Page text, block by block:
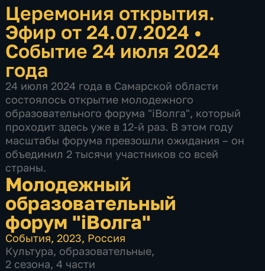
Церемония открытия.
Эфир от 24.07.2024 •
Событие 24 июля 2024
года
24 июля 2024 года в Самарской области
состоялось открытие молодежного
образовательного форума "iВолга", который
проходит здесь уже в 12-й раз. В этом году
масштабы форума превзошли ожидания – он
объединил 2 тысячи участников со всей
страны.
Молодежный
образовательный
форум "iВолга"
События,2023, Россия
Культура, образовательные,
2 сезона, 4 части